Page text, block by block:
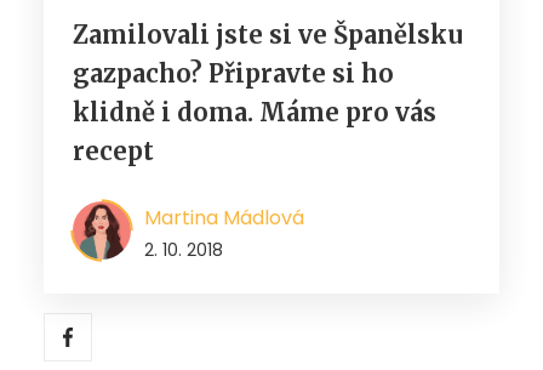
Zamilovali jste si ve Španělsku
gazpacho? Připravte si ho
klidně i doma. Máme pro vás
recept
Martina Mádlová
2. 10. 2018